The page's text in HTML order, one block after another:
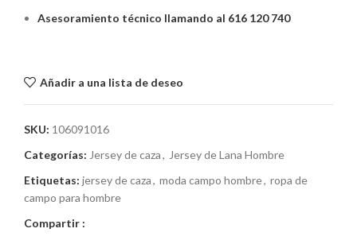
Asesoramiento técnico llamando al 616 120 740
Añadir a una lista de deseo
SKU: 106091016
Categorías: Jersey de caza, Jersey de Lana Hombre
Etiquetas: jersey de caza, moda campo hombre, ropa de
campo para hombre
Compartir :